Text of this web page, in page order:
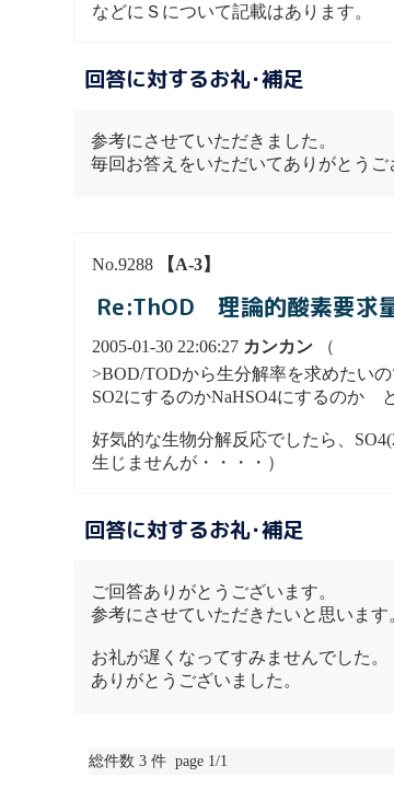
などにＳについて記載はあります。
回答に対するお礼･補足
参考にさせていただきました。
毎回お答えをいただいてありがとうご
No.9288 【A-3】
Re:ThOD 理論的酸素要求
2005-01-30 22:06:27 カンカン （
>BOD/TODから生分解率を求めたい
SO2にするのかNaHSO4にするのか
好気的な生物分解反応でしたら、
生じませんが・・・・）
回答に対するお礼･補足
ご回答ありがとうございます。
参考にさせていただきたいと思います
お礼が遅くなってすみませんでした。
ありがとうございました。
総件数 3 件 page 1/1